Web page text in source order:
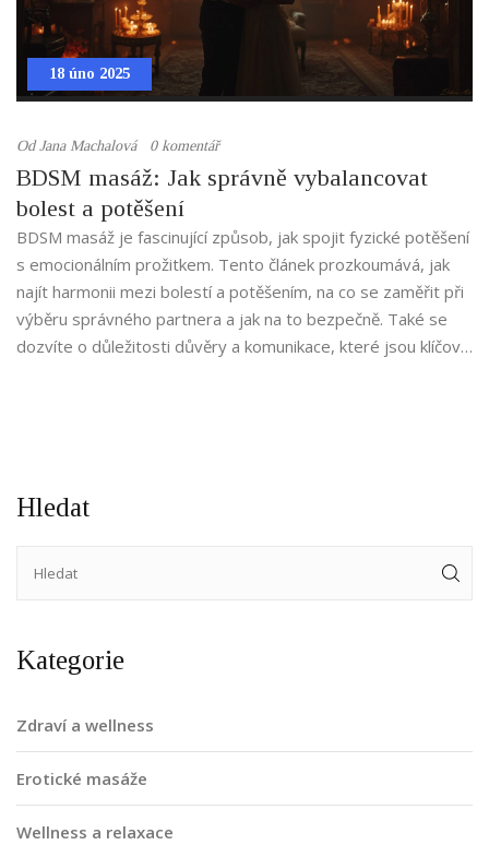
18 úno 2025
OdJana Machalová 0 komentář
BDSM masáž: Jak správně vybalancovat
bolest a potěšení
BDSM masáž je fascinující způsob, jak spojit fyzické potěšení
s emocionálním prožitkem. Tento článek prozkoumává, jak
najít harmonii mezi bolestí a potěšením, na co se zaměřit při
výběru správného partnera a jak na to bezpečně. Také se
dozvíte o důležitosti důvěry a komunikace, které jsou klíčové
Hledat
Kategorie
Zdraví a wellness
Erotické masáže
Wellness a relaxace